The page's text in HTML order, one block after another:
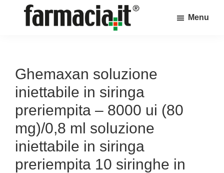
sul
mondo
della
farmacia
online
Menu
Ghemaxan soluzione
iniettabile in siringa
preriempita – 8000 ui (80
mg)/0,8 ml soluzione
iniettabile in siringa
preriempita 10 siringhe in